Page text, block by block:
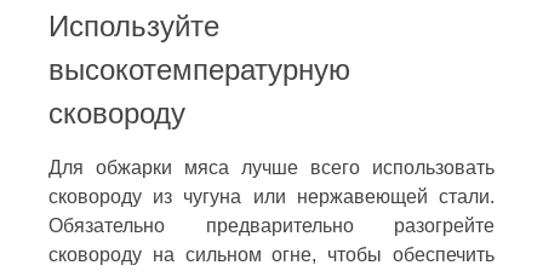
Используйте
высокотемпературную
сковороду
Для обжарки мяса лучше всего использовать
сковороду из чугуна или нержавеющей стали.
Обязательно предварительно разогрейте
сковороду на сильном огне, чтобы обеспечить